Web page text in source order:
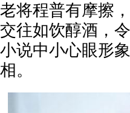
老将程普有摩擦
交往如饮醇酒，
小说中小心眼形
相。